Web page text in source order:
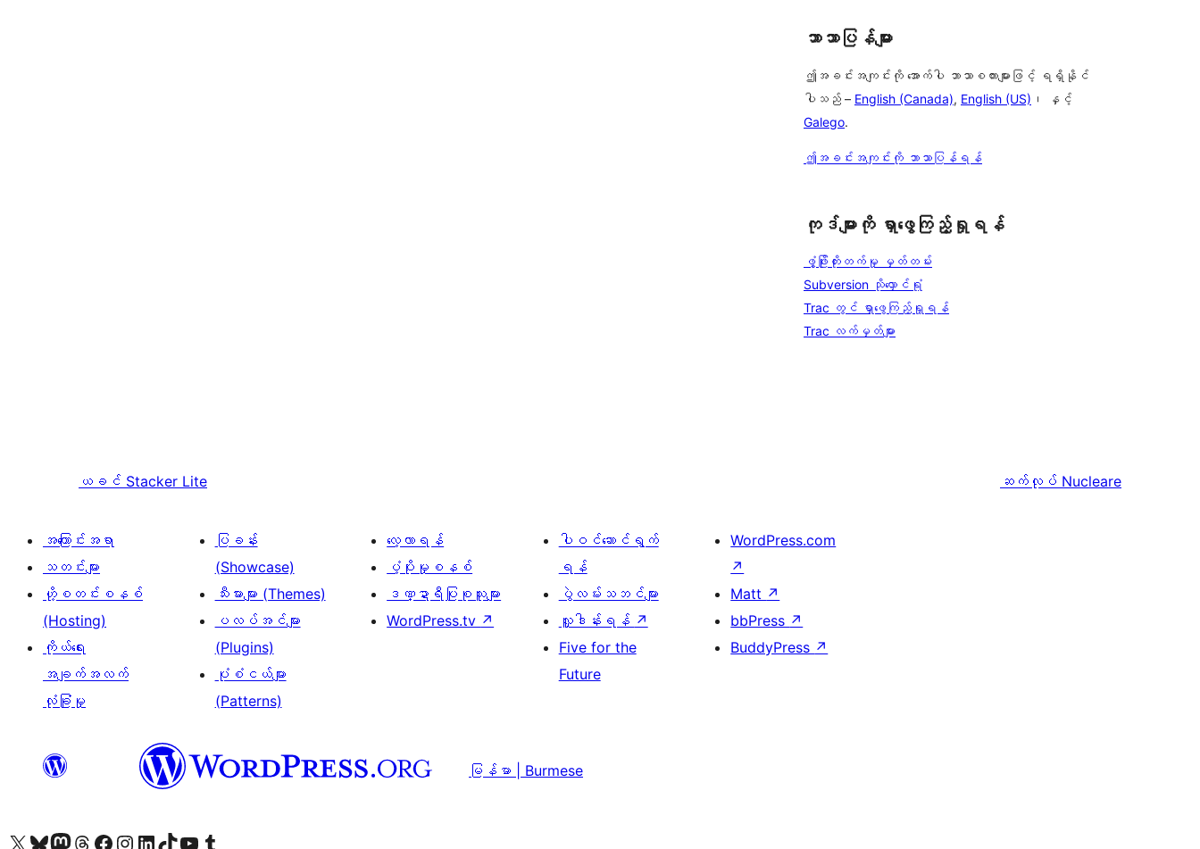
ဘာသာပြန်များ
ဤအခင်းအကျင်းကို အောက်ပါ ဘာသာစကားများဖြင့် ရရှိနိုင်
ပါသည် – English (Canada), English (US) ၊ နှင့်
Galego.
ဤအခင်းအကျင်းကို ဘာသာပြန်ရန်
ကုဒ်များကို ရှာဖွေကြည့်ရှုရန်
ဖွံ့ဖြိုးတိုးတက်မှု မှတ်တမ်း
Subversion သိုလှောင်ရုံ
Trac တွင် ရှာဖွေကြည့်ရှုရန်
Trac လက်မှတ်များ
ယခင် Stacker Lite ဆက်လုပ် Nucleare
အကြောင်းအရာ
သတင်းများ
ဟို့စတင်းစနစ်
(Hosting)
ကိုယ်ရေး
အချက်အလက်
လုံခြုံမှု
ပြခန်း
(Showcase)
သီးမားများ (Themes)
ပလပ်အင်များ
(Plugins)
ပုံစံငယ်များ
(Patterns)
လေ့လာရန်
ပံ့ပိုးမှုစနစ်
ဒဏ္ဍာရီပြုစုသူများ
WordPress.tv ↗
ပါဝင်ဆောင်ရွက်
ရန်
ပွဲလမ်းသဘင်များ
လှူဒါန်းရန် ↗
Five for the
Future
WordPress.com
↗
Matt ↗
bbPress ↗
BuddyPress ↗
မြန်မာ | Burmese
ကျွန်ုပ်တို့၏ X (ယခင် Twitter) အကောင့်သို့ သွားရောက်ကြည့်ရှုပါကျွန်ုပ်တို့၏ Bluesky အကောင့်သို့ ဝင်ရောက်ကြည့်ရှုရန်
ကျွန်ုပ်တို့၏ Mastodon အကောင့်သို့ သွားရောက်ကြည့်ရှုပါကျွန်ုပ်တို့၏ Threads အကောင့်သို့ ဝင်ရောက်ကြည့်ရှုရန်
ကျွန်ုပ်တို့၏ Facebook စာမျက်နှာသို့ သွားရောက်ကြည့်ရှုပါကျွန်ုပ်တို့၏ Instagram အကောင့်သို့ သွားရောက်ကြည့်ရှုပါ ကျွန်ုပ်တို့၏ LinkedIn အကောင့်သို့ သွားရောက်ကြည့်ရှုပါကျွန်ုပ်တို့၏ TikTok အကောင့်သို့ ဝင်ရောက်ကြည့်ရှုရန်
ကျွန်ုပ်တို့၏ YouTube ချန်နယ်သို့ သွားရောက်ကြည့်ရှုပါ ကျွန်ုပ်တို့၏ Tumblr အကောင့်သို့ ဝင်ရောက်ကြည့်ရှုရန်